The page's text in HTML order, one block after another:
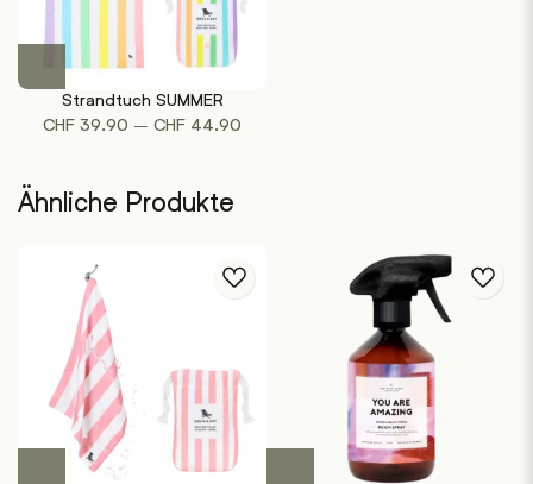
weist
mehrere
Die
können
auf
der
Produktseite
gewählt
werden
Strandtuch SUMMER
CHF 39.90 – CHF 44.90
Ähnliche Produkte
Dieses